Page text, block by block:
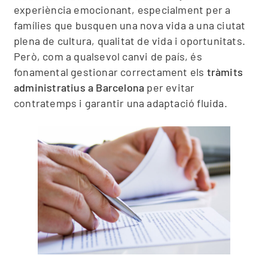
experiència emocionant, especialment per a
famílies que busquen una nova vida a una ciutat
plena de cultura, qualitat de vida i oportunitats.
Però, com a qualsevol canvi de país, és
fonamental gestionar correctament els tràmits
administratius a Barcelona per evitar
contratemps i garantir una adaptació fluida.